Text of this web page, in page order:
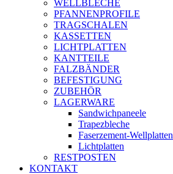
WELLBLECHE
PFANNENPROFILE
TRAGSCHALEN
KASSETTEN
LICHTPLATTEN
KANTTEILE
FALZBÄNDER
BEFESTIGUNG
ZUBEHÖR
LAGERWARE
Sandwichpaneele
Trapezbleche
Faserzement-Wellplatten
Lichtplatten
RESTPOSTEN
KONTAKT